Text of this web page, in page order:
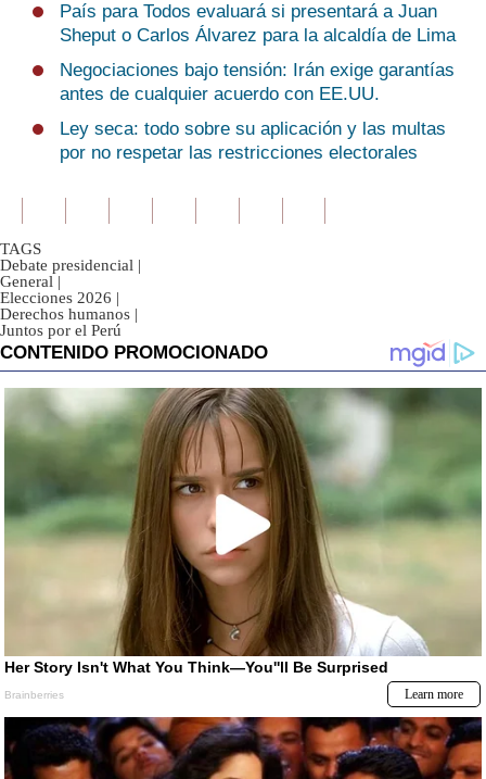
País para Todos evaluará si presentará a Juan
Sheput o Carlos Álvarez para la alcaldía de Lima
Negociaciones bajo tensión: Irán exige garantías
antes de cualquier acuerdo con EE.UU.
Ley seca: todo sobre su aplicación y las multas
por no respetar las restricciones electorales
TAGS
Debate presidencial |
General |
Elecciones 2026 |
Derechos humanos |
Juntos por el Perú